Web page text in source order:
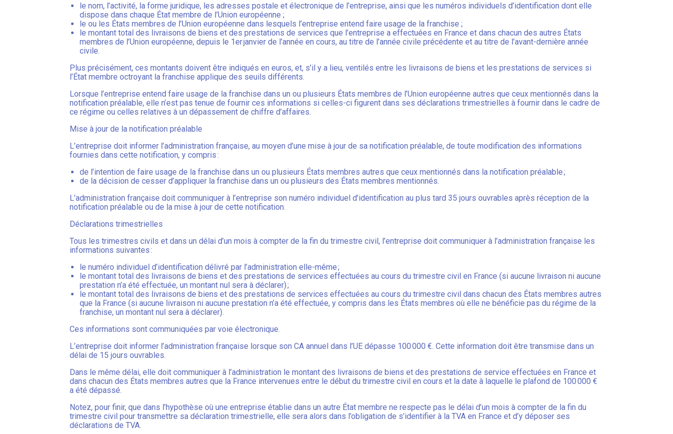
le nom, l’activité, la forme juridique, les adresses postale et électronique de l’entreprise, ainsi que les numéros individuels d’identification dont elle
dispose dans chaque État membre de l’Union européenne ;
le ou les États membres de l’Union européenne dans lesquels l’entreprise entend faire usage de la franchise ;
le montant total des livraisons de biens et des prestations de services que l’entreprise a effectuées en France et dans chacun des autres États
membres de l’Union européenne, depuis le 1er janvier de l’année en cours, au titre de l’année civile précédente et au titre de l’avant-dernière année
civile.
Plus précisément, ces montants doivent être indiqués en euros, et, s’il y a lieu, ventilés entre les livraisons de biens et les prestations de services si
l’État membre octroyant la franchise applique des seuils différents.
Lorsque l’entreprise entend faire usage de la franchise dans un ou plusieurs États membres de l’Union européenne autres que ceux mentionnés dans la
notification préalable, elle n’est pas tenue de fournir ces informations si celles-ci figurent dans ses déclarations trimestrielles à fournir dans le cadre de
ce régime ou celles relatives à un dépassement de chiffre d’affaires.
Mise à jour de la notification préalable
L’entreprise doit informer l’administration française, au moyen d’une mise à jour de sa notification préalable, de toute modification des informations
fournies dans cette notification, y compris :
de l’intention de faire usage de la franchise dans un ou plusieurs États membres autres que ceux mentionnés dans la notification préalable ;
de la décision de cesser d’appliquer la franchise dans un ou plusieurs des États membres mentionnés.
L’administration française doit communiquer à l’entreprise son numéro individuel d’identification au plus tard 35 jours ouvrables après réception de la
notification préalable ou de la mise à jour de cette notification.
Déclarations trimestrielles
Tous les trimestres civils et dans un délai d’un mois à compter de la fin du trimestre civil, l’entreprise doit communiquer à l’administration française les
informations suivantes :
le numéro individuel d’identification délivré par l’administration elle-même ;
le montant total des livraisons de biens et des prestations de services effectuées au cours du trimestre civil en France (si aucune livraison ni aucune
prestation n’a été effectuée, un montant nul sera à déclarer) ;
le montant total des livraisons de biens et des prestations de services effectuées au cours du trimestre civil dans chacun des États membres autres
que la France (si aucune livraison ni aucune prestation n’a été effectuée, y compris dans les États membres où elle ne bénéficie pas du régime de la
franchise, un montant nul sera à déclarer).
Ces informations sont communiquées par voie électronique.
L’entreprise doit informer l’administration française lorsque son CA annuel dans l’UE dépasse 100 000 €. Cette information doit être transmise dans un
délai de 15 jours ouvrables.
Dans le même délai, elle doit communiquer à l’administration le montant des livraisons de biens et des prestations de service effectuées en France et
dans chacun des États membres autres que la France intervenues entre le début du trimestre civil en cours et la date à laquelle le plafond de 100 000 €
a été dépassé.
Notez, pour finir, que dans l’hypothèse où une entreprise établie dans un autre État membre ne respecte pas le délai d’un mois à compter de la fin du
trimestre civil pour transmettre sa déclaration trimestrielle, elle sera alors dans l’obligation de s’identifier à la TVA en France et d’y déposer ses
déclarations de TVA.